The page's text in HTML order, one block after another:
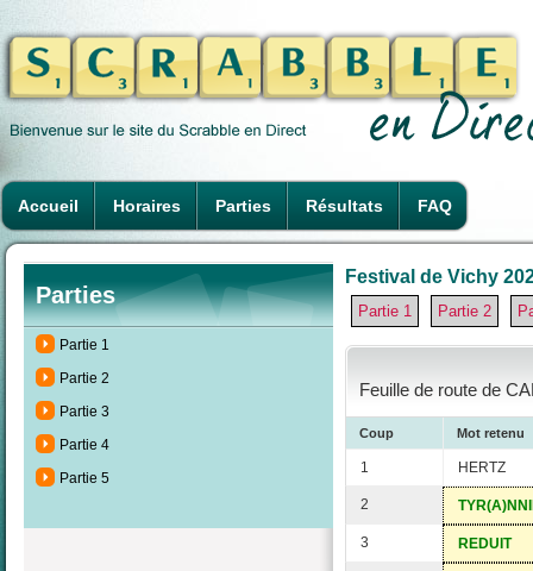
Accueil Horaires Parties Résultats FAQ
Parties
Partie 1
Partie 2
Partie 3
Partie 4
Partie 5
Festival de Vichy
Partie 1 Partie 2
Feuille de route de
Coup Mot retenu
1 HERTZ
2
3 REDUIT